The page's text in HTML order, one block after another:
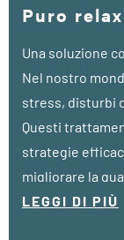
Puro relax
Una soluzione
Nel nostro
stress, disturbi
Questi
strategie
migliorare la
proteggersi
LEGGI DI PIÙ